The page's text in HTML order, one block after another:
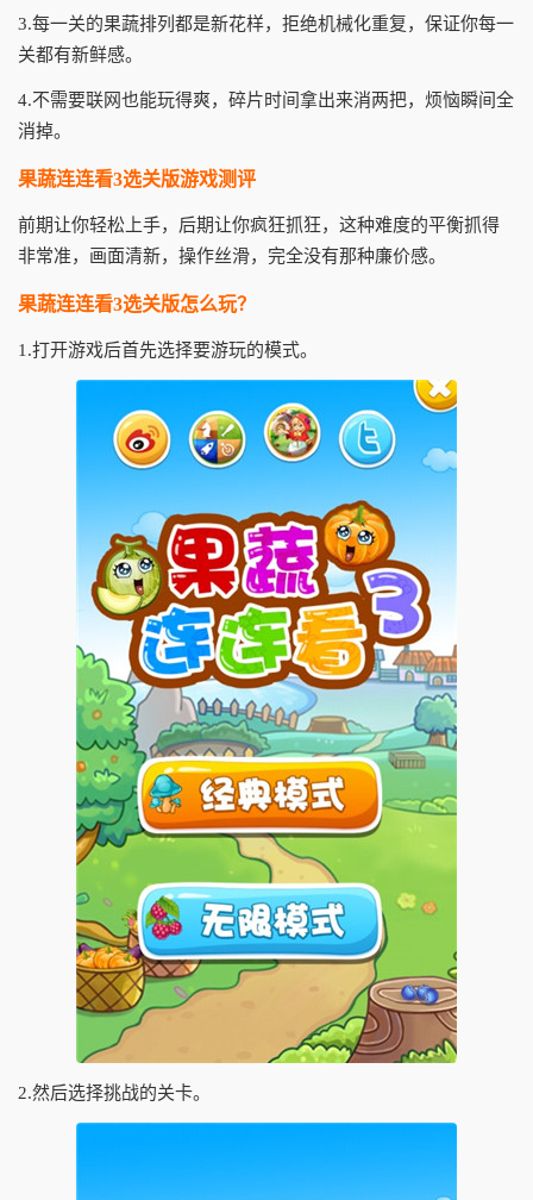
3.每一关的果蔬排列都是新花样，拒绝机械化重复，保证你每一
关都有新鲜感。
4.不需要联网也能玩得爽，碎片时间拿出来消两把，烦恼瞬间全
消掉。
果蔬连连看3选关版游戏测评
前期让你轻松上手，后期让你疯狂抓狂，这种难度的平衡抓得
非常准，画面清新，操作丝滑，完全没有那种廉价感。
果蔬连连看3选关版怎么玩？
1.打开游戏后首先选择要游玩的模式。
2.然后选择挑战的关卡。